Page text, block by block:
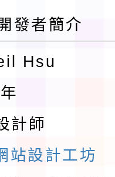
課鐘點教
後續甄選)
市115學年
1份
年度學生
參觀特色
計畫」
心白海豚
培育課程
發者簡介
Hsu
計師
站設計工坊